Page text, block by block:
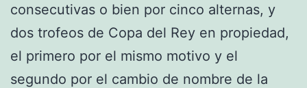
consecutivas o bien por cinco alternas, y
dos trofeos de Copa del Rey en propiedad,
el primero por el mismo motivo y el
segundo por el cambio de nombre de la